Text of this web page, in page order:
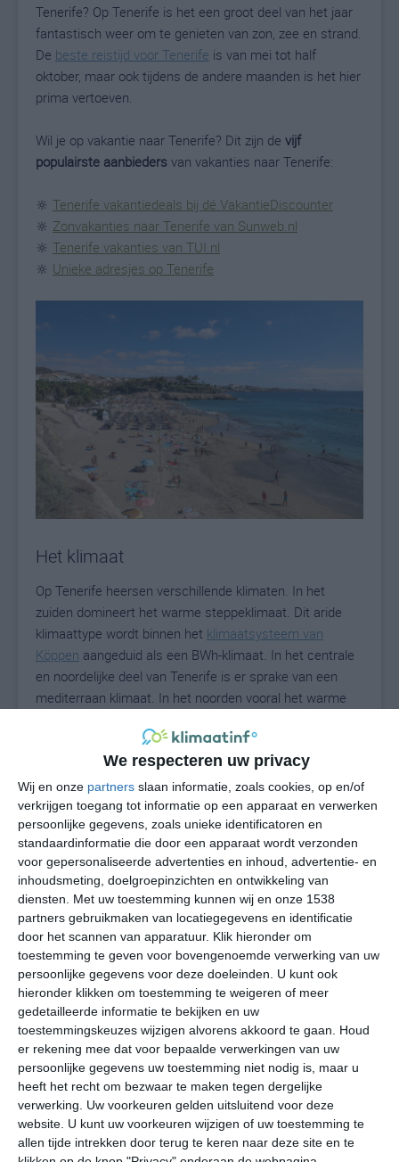
We respecteren uw privacy
Wij en onze partners slaan informatie, zoals cookies, op en/of
verkrijgen toegang tot informatie op een apparaat en verwerken
persoonlijke gegevens, zoals unieke identificatoren en
standaardinformatie die door een apparaat wordt verzonden
voor gepersonaliseerde advertenties en inhoud, advertentie- en
inhoudsmeting, doelgroepinzichten en ontwikkeling van
diensten.
Met uw toestemming kunnen wij en onze 1538
partners gebruikmaken van locatiegegevens en identificatie
door het scannen van apparatuur. Klik hieronder om
toestemming te geven voor bovengenoemde verwerking van uw
persoonlijke gegevens voor deze doeleinden. U kunt ook
hieronder klikken om toestemming te weigeren of meer
gedetailleerde informatie te bekijken en uw
toestemmingskeuzes wijzigen alvorens akkoord te gaan.
Houd
er rekening mee dat voor bepaalde verwerkingen van uw
persoonlijke gegevens uw toestemming niet nodig is, maar u
heeft het recht om bezwaar te maken tegen dergelijke
verwerking. Uw voorkeuren gelden uitsluitend voor deze
website. U kunt uw voorkeuren wijzigen of uw toestemming te
allen tijde intrekken door terug te keren naar deze site en te
Tenerife? Op Tenerife is het een groot deel van het jaar
fantastisch weer om te genieten van zon, zee en strand.
De beste reistijd voor Tenerife is van mei tot half
oktober, maar ook tijdens de andere maanden is het hier
prima vertoeven.
Wil je op vakantie naar Tenerife? Dit zijn de vijf
populairste aanbieders van vakanties naar Tenerife:
🔆 Tenerife vakantiedeals bij dé VakantieDiscounter
🔆 Zonvakanties naar Tenerife van Sunweb.nl
🔆 Tenerife vakanties van TUI.nl
🔆 Unieke adresjes op Tenerife
Het klimaat
Op Tenerife heersen verschillende klimaten. In het
zuiden domineert het warme steppeklimaat. Dit aride
klimaattype wordt binnen het klimaatsysteem van
Köppen aangeduid als een BWh-klimaat. In het centrale
en noordelijke deel van Tenerife is er sprake van een
mediterraan klimaat. In het noorden vooral het warme
gelegen centrale delen van Tenerife is er sprake van het
gematigde mediterrane klimaat (Csb-klimaat).
Populaire bestemmingen op Tenerife
Bekijk direct de klimaatinfo van de populairste
bestemmingen op Tenerife:
> Costa Adeje
> Playa de las Americas
> Los Cristianos
> Puerto de la Cruz
> Las Galletas
Verschillen in weerbeeld binnen Tenerife
Als je een geografische kaart van Tenerife bekijkt dan zal
het opvallen dat er centraal op het eiland een grote berg
ligt. Dit is El Teide; een 3718 meter hoge vulkaan. De